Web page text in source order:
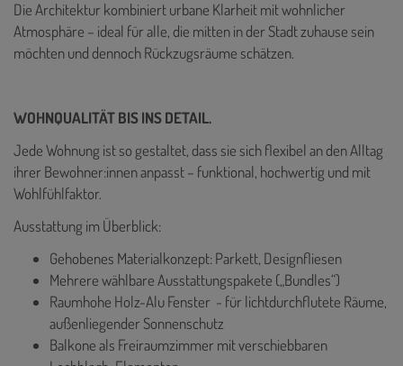
Die Architektur kombiniert urbane Klarheit mit wohnlicher
Atmosphäre – ideal für alle, die mitten in der Stadt zuhause sein
möchten und dennoch Rückzugsräume schätzen.
WOHNQUALITÄT BIS INS DETAIL.
Jede Wohnung ist so gestaltet, dass sie sich flexibel an den Alltag
ihrer Bewohner:innen anpasst – funktional, hochwertig und mit
Wohlfühlfaktor.
Ausstattung im Überblick:
Gehobenes Materialkonzept: Parkett, Designfliesen
Mehrere wählbare Ausstattungspakete („Bundles“)
Raumhohe Holz-Alu Fenster - für lichtdurchflutete Räume,
außenliegender Sonnenschutz
Balkone als Freiraumzimmer mit verschiebbaren